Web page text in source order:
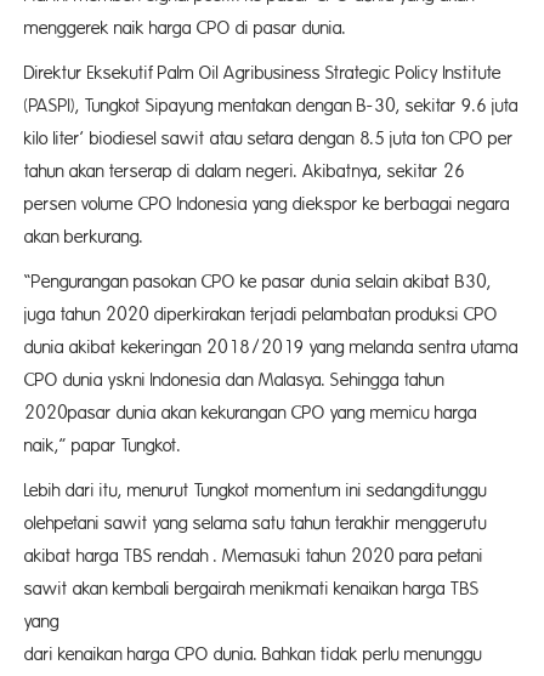
menggerek naik harga CPO di pasar dunia.
Direktur Eksekutif Palm Oil Agribusiness Strategic Policy Institute
(PASPI), Tungkot Sipayung mentakan dengan B-30, sekitar 9.6 juta
kilo liter’ biodiesel sawit atau setara dengan 8.5 juta ton CPO per
tahun akan terserap di dalam negeri. Akibatnya, sekitar 26
persen volume CPO Indonesia yang diekspor ke berbagai negara
akan berkurang.
“Pengurangan pasokan CPO ke pasar dunia selain akibat B30,
juga tahun 2020 diperkirakan terjadi pelambatan produksi CPO
dunia akibat kekeringan 2018/2019 yang melanda sentra utama
CPO dunia yskni Indonesia dan Malasya. Sehingga tahun
2020pasar dunia akan kekurangan CPO yang memicu harga
naik,” papar Tungkot.
Lebih dari itu, menurut Tungkot momentum ini sedangditunggu
olehpetani sawit yang selama satu tahun terakhir menggerutu
akibat harga TBS rendah . Memasuki tahun 2020 para petani
sawit akan kembali bergairah menikmati kenaikan harga TBS
yang
dari kenaikan harga CPO dunia. Bahkan tidak perlu menunggu